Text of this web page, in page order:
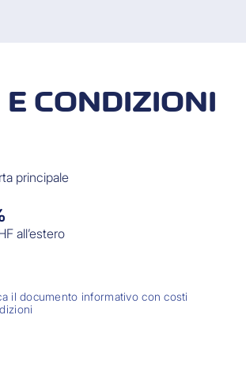
E CONDIZIONI
principale
all’estero
il documento informativo con costi